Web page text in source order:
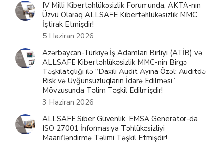
IV Milli Kibertəhlükəsizlik Forumunda, AKTA-nın
Üzvü Olaraq ALLSAFE Kibertəhlükəsizlik MMC
İştirak Etmişdir!
5 Haziran 2026
Azərbaycan-Türkiyə İş Adamları Birliyi (ATİB) və
ALLSAFE Kibertəhlükəsizlik MMC-nin Birgə
Təşkilatçılığı ilə “Daxili Audit Ayına Özəl: Auditdə
Risk və Uyğunsuzluqların İdarə Edilməsi”
Mövzusunda Təlim Təşkil Edilmişdir!
3 Haziran 2026
ALLSAFE Siber Güvenlik, EMSA Generator-da
ISO 27001 İnformasiya Təhlükəsizliyi
Maarifləndirmə Təlimi Təşkil Etmişdir!